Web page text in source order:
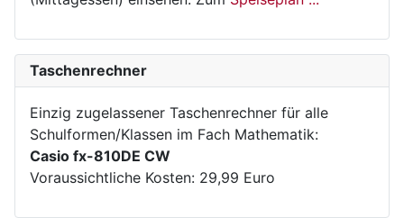
Taschenrechner
Einzig zugelassener Taschenrechner für alle
Schulformen/Klassen im Fach Mathematik:
Casio fx-810DE CW
Voraussichtliche Kosten: 29,99 Euro